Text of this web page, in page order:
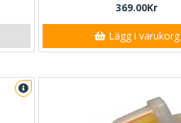
369.00Kr
Lägg i varukorg